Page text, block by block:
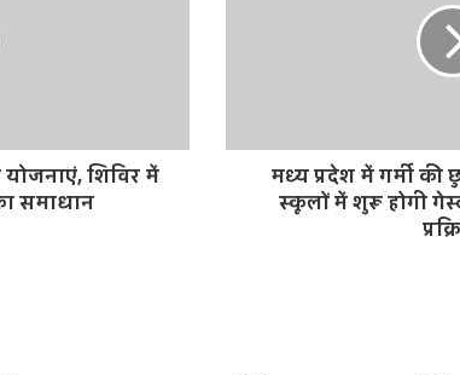
शिविर में
समाधान
मध्य प्रदेश में गर्मी की
स्कूलों में शुरू होगी